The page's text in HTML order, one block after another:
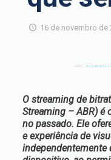
16 de novembro de
O streaming de
Streaming – ABR) é
no passado. Ele
e experiência de
independentemente